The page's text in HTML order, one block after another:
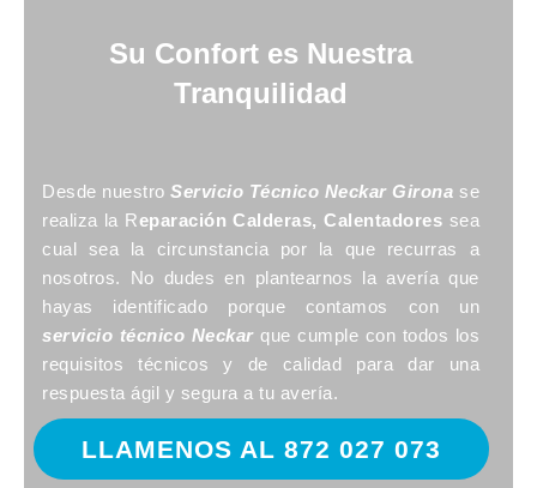
Su Confort es Nuestra
Tranquilidad
Desde nuestroServicio Técnico Neckar Girona se
realiza la Reparación Calderas, Calentadores sea
cual sea la circunstancia por la que recurras a
nosotros. No dudes en plantearnos la avería que
hayas identificado porque contamos con un
servicio técnico Neckarque cumple con todos los
requisitos técnicos y de calidad para dar una
respuesta ágil y segura a tu avería.
LLAMENOS AL 872 027 073